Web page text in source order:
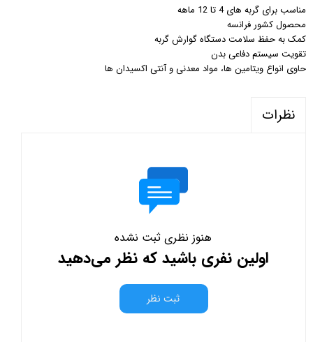
مناسب برای گربه های 4 تا 12 ماهه
محصول کشور فرانسه
کمک به حفظ سلامت دستگاه گوارش گربه
تقویت سیستم دفاعی بدن
حاوی انواع ویتامین ها، مواد معدنی و آنتی اکسیدان ها
نظرات
هنوز نظری ثبت نشده
اولین نفری باشید که نظر می‌دهید
ثبت نظر